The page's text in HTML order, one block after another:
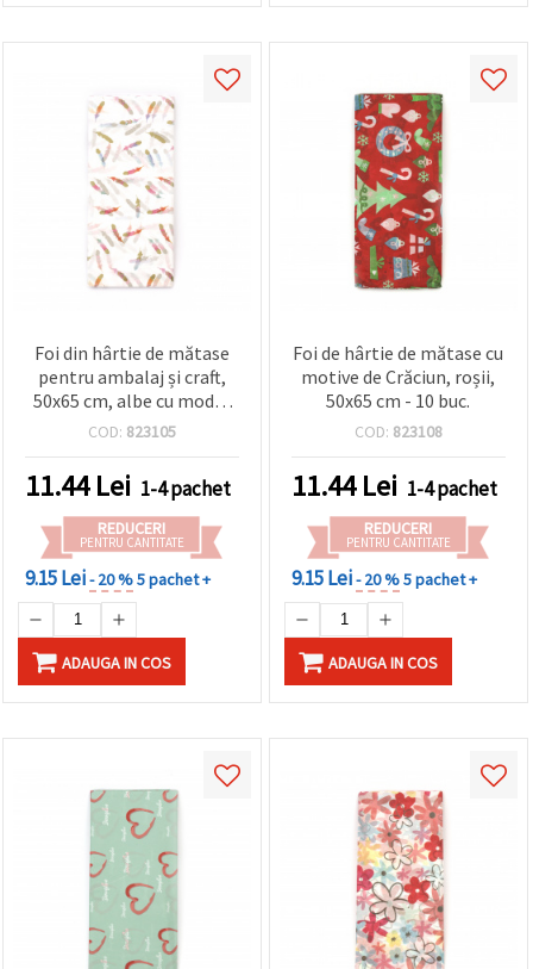
Foi din hârtie de mătase
pentru ambalaj și craft,
50x65 cm, albe cu model
de pene, 10 buc.
COD: 823105
11.44Lei 1-4 pachet
REDUCERI
PENTRU CANTITATE
9.15 Lei- 20 %5 pachet +
ADAUGA IN COS
Foi de hârtie de mătase cu
motive de Crăciun, roșii,
50x65 cm - 10 buc.
COD: 823108
11.44Lei 1-4 pachet
REDUCERI
PENTRU CANTITATE
9.15 Lei- 20 %5 pachet +
ADAUGA IN COS